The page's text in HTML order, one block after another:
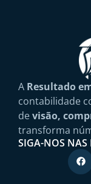
A Resultado
contabilidade
devisão,
transforma
SIGA-NOS NAS